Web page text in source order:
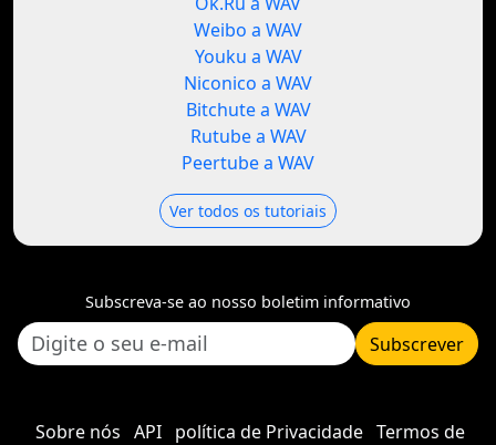
Weibo a WAV
Youku a WAV
Niconico a WAV
Bitchute a WAV
Rutube a WAV
Peertube a WAV
Ver todos os tutoriais
Subscreva-se ao nosso boletim informativo
Subscrever
Sobre nós API política de Privacidade Termos de